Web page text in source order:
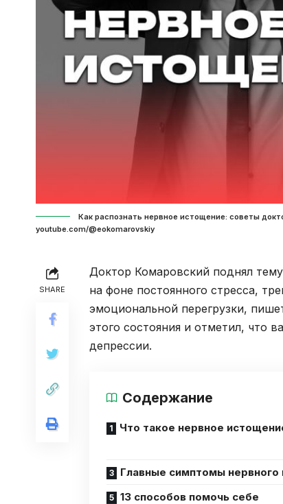
Как распознать нервное истощение: советы
youtube.com/@eokomarovskiy
SHARE
Доктор Комаровский поднял
на фоне постоянного стресса,
эмоциональной перегрузки,
этого состояния и отметил, что
депрессии.
Содержание
Что такое нервное
Главные симптомы нервного
13 способов помочь себе